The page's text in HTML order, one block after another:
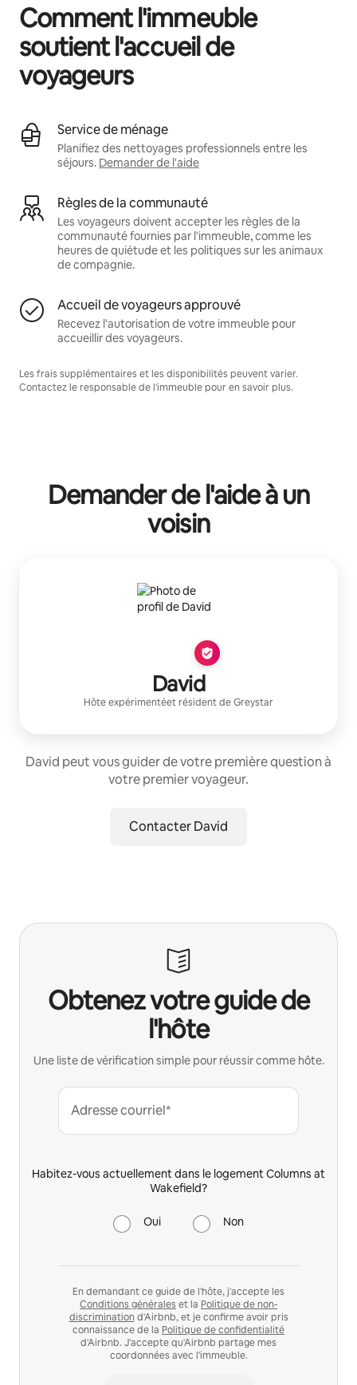
Comment l'immeuble
soutient l'accueil de
voyageurs
Service de ménage
Planifiez des nettoyages professionnels entre les
séjours. Demander de l'aide
Règles de la communauté
Les voyageurs doivent accepter les règles de la
communauté fournies par l'immeuble, comme les
heures de quiétude et les politiques sur les animaux
de compagnie.
Accueil de voyageurs approuvé
Recevez l'autorisation de votre immeuble pour
accueillir des voyageurs.
Les frais supplémentaires et les disponibilités peuvent varier.
Contactez le responsable de l'immeuble pour en savoir plus.
Demander de l'aide à un
voisin
David
Hôte expérimentéet résident deGreystar
David peut vous guider de votre première question à
votre premier voyageur.
Contacter David
Obtenez votre guide de
l'hôte
Une liste de vérification simple pour réussir comme hôte.
Adresse courriel*
Habitez-vous actuellement dans le logement Columns at
Wakefield?
Oui Non
En demandant ce guide de l'hôte, j'accepte les
Conditions générales et la Politique de non-
discrimination d'Airbnb, et je confirme avoir pris
connaissance de la Politique de confidentialité
d'Airbnb. J'accepte qu'Airbnb partage mes
coordonnées avec l'immeuble.